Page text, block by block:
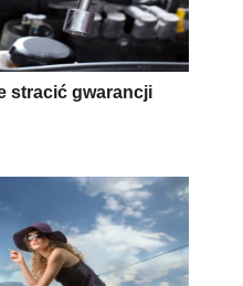
stracić gwarancji